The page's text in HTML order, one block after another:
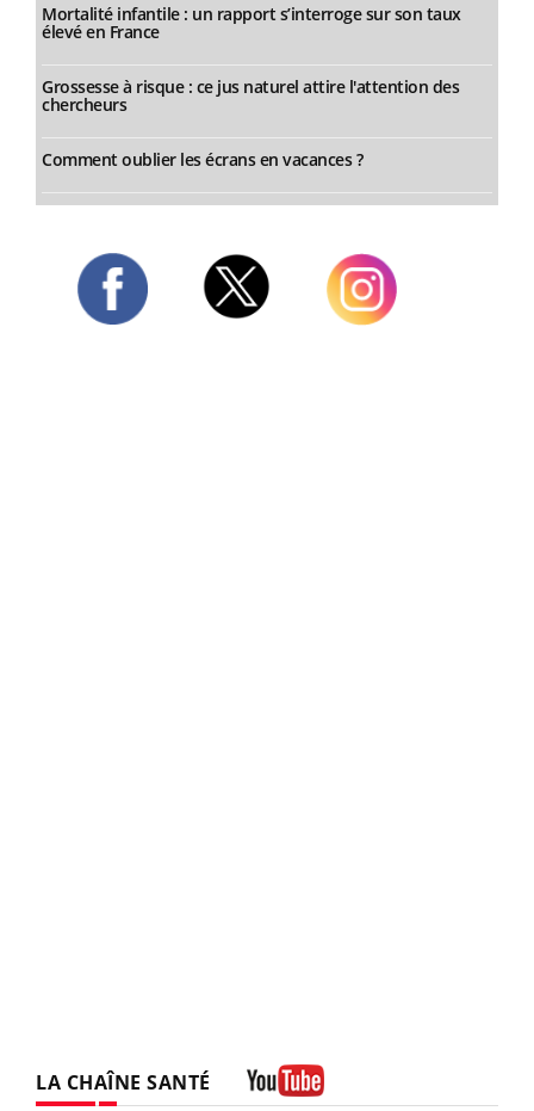
Mortalité infantile : un rapport s’interroge sur son taux
élevé en France
Grossesse à risque : ce jus naturel attire l'attention des
chercheurs
Comment oublier les écrans en vacances ?
LA CHAÎNE SANTÉ